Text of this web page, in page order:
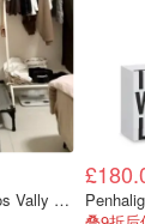
BROW END. Acne Studios Vally 刺绣围巾 白色